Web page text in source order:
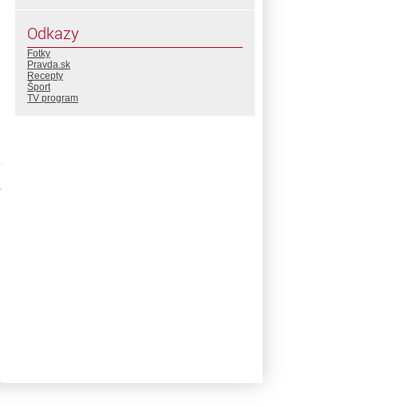
Odkazy
Fotky
Pravda.sk
Recepty
Šport
TV program